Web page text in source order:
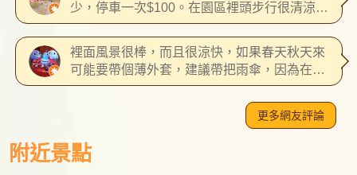
鐘的路是山路，還滿晃的, 容易暈車要吃暈車
藥。 溪頭教育園區和杉林溪森林度假園區不是
同一個點，杉林溪森林度假園區大概還要往內
開30分，台灣好行-溪頭線也可以到但一天只有
一班車來回 來回套票並沒有保留客運位子，還
車不到10人，絕對可以上車，很準時發車。到
溪頭後要先和站務人員拿回程的號碼牌，但通
常10點前就被拿光了，所以變成要離開時直接
當場等候補，也都有順利坐上車。 溪頭教育園
少，停車一次$100。在園區裡頭步行很清涼悠
閒舒服，路旁會有很多松鼠同行，整體環境乾
淨整潔。大學池旁邊的造景很適合拍照，附近
的餐廳廁所還算乾淨。走到幽靜步道涼亭，要
注意附近有很多猴子對人虎視眈眈，建議不要
面是看不到地面，恐高的人可以走到入口探探
高度再決定是否放棄。午餐除了自行攜帶，亦
可以在入口處下方的妖怪村覓食，食物種類
多，單價也都不高。 冬季的假日再訪，人潮意
裡面風景很棒，而且很涼快，如果春天秋天來
可能要帶個薄外套，建議帶把雨傘，因為在山
區可能會突然有雨，園區內比較沒有躲雨的地
方，還有廁所，大部分都集中在住宿區，如果
更深入園區廁所較少，建議先稍微看號位置，
避免臨時要上廁所，在大學樓有電瓶車可以
搭，一趟50元，可以搭到大學池，一般是30分
更多網友評論
附近景點